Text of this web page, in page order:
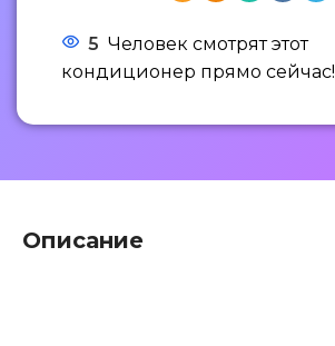
5 Человек смотрят этот
кондиционер прямо сейчас!
Описание